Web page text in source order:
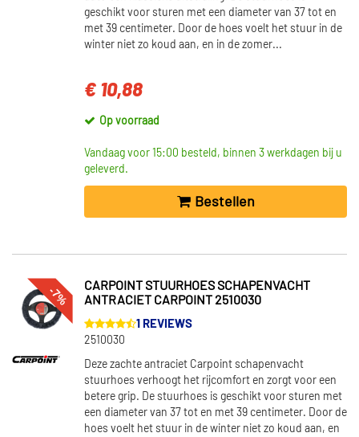
geschikt voor sturen met een diameter van 37 tot en
met 39 centimeter. Door de hoes voelt het stuur in de
winter niet zo koud aan, en in de zomer...
€ 10,88
Op voorraad
Vandaag voor 15:00 besteld, binnen 3 werkdagen bij u
geleverd.
Bestellen
-7%
CARPOINT STUURHOES SCHAPENVACHT
ANTRACIET CARPOINT 2510030
1 REVIEWS
2510030
Deze zachte antraciet Carpoint schapenvacht
stuurhoes verhoogt het rijcomfort en zorgt voor een
betere grip. De stuurhoes is geschikt voor sturen met
een diameter van 37 tot en met 39 centimeter. Door de
hoes voelt het stuur in de winter niet zo koud aan, en